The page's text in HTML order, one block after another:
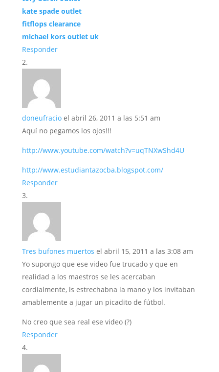
kate spade outlet
fitflops clearance
michael kors outlet uk
Responder
doneufracio el abril 26, 2011 a las 5:51 am
Aquí no pegamos los ojos!!!
http://www.youtube.com/watch?v=uqTNXwShd4U
http://www.estudiantazocba.blogspot.com/
Responder
Tres bufones muertos el abril 15, 2011 a las 3:08 am
Yo supongo que ese video fue trucado y que en
realidad a los maestros se les acercaban
cordialmente, ls estrechabna la mano y los invitaban
amablemente a jugar un picadito de fútbol.
No creo que sea real ese video (?)
Responder